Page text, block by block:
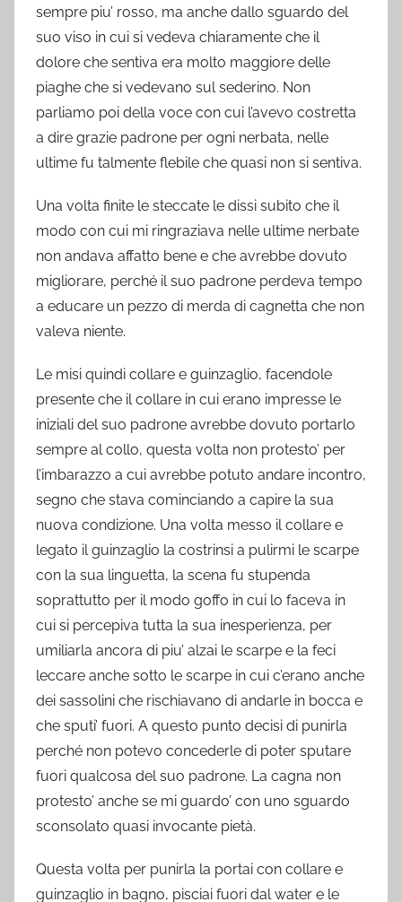
sempre piu’ rosso, ma anche dallo sguardo del
suo viso in cui si vedeva chiaramente che il
dolore che sentiva era molto maggiore delle
piaghe che si vedevano sul sederino. Non
parliamo poi della voce con cui l’avevo costretta
a dire grazie padrone per ogni nerbata, nelle
ultime fu talmente flebile che quasi non si sentiva.
Una volta finite le steccate le dissi subito che il
modo con cui mi ringraziava nelle ultime nerbate
non andava affatto bene e che avrebbe dovuto
migliorare, perché il suo padrone perdeva tempo
a educare un pezzo di merda di cagnetta che non
valeva niente.
Le misi quindi collare e guinzaglio, facendole
presente che il collare in cui erano impresse le
iniziali del suo padrone avrebbe dovuto portarlo
sempre al collo, questa volta non protesto’ per
l’imbarazzo a cui avrebbe potuto andare incontro,
segno che stava cominciando a capire la sua
nuova condizione. Una volta messo il collare e
legato il guinzaglio la costrinsi a pulirmi le scarpe
con la sua linguetta, la scena fu stupenda
soprattutto per il modo goffo in cui lo faceva in
cui si percepiva tutta la sua inesperienza, per
umiliarla ancora di piu’ alzai le scarpe e la feci
leccare anche sotto le scarpe in cui c’erano anche
dei sassolini che rischiavano di andarle in bocca e
che sputi’ fuori. A questo punto decisi di punirla
perché non potevo concederle di poter sputare
fuori qualcosa del suo padrone. La cagna non
protesto’ anche se mi guardo’ con uno sguardo
sconsolato quasi invocante pietà.
Questa volta per punirla la portai con collare e
guinzaglio in bagno, pisciai fuori dal water e le